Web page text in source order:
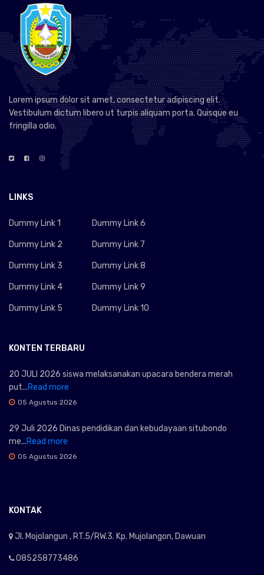
Lorem ipsum dolor sit amet, consectetur adipiscing elit.
Vestibulum dictum libero ut turpis aliquam porta. Quisque eu
fringilla odio.
LINKS
Dummy Link 1
Dummy Link 2
Dummy Link 3
Dummy Link 4
Dummy Link 5
Dummy Link 6
Dummy Link 7
Dummy Link 8
Dummy Link 9
Dummy Link 10
KONTEN TERBARU
20 JULI 2026 siswa melaksanakan upacara bendera merah
put...Read more
05 Agustus 2026
29 Juli 2026 Dinas pendidikan dan kebudayaan situbondo
me...Read more
05 Agustus 2026
KONTAK
Jl. Mojolangun , RT.5/RW.3. Kp. Mujolangon, Dawuan
085258773486